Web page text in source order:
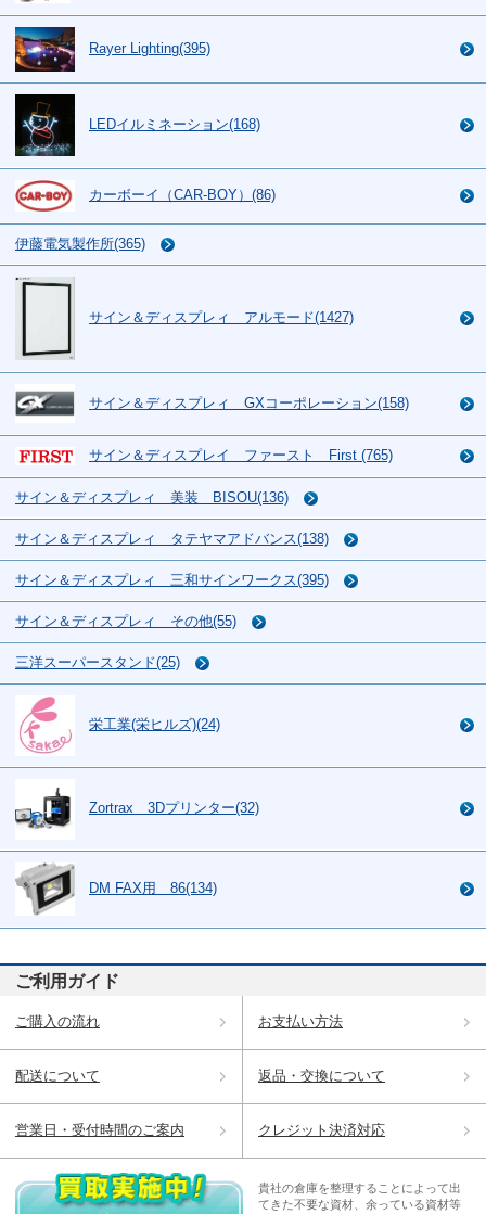
Rayer Lighting(395)
LEDイルミネーション(168)
カーボーイ（CAR-BOY）(86)
伊藤電気製作所(365)
サイン＆ディスプレィ アルモード(1427)
サイン＆ディスプレィ GXコーポレーション(158)
サイン＆ディスプレイ ファースト First (765)
サイン＆ディスプレィ 美装 BISOU(136)
サイン＆ディスプレィ タテヤマアドバンス(138)
サイン＆ディスプレィ 三和サインワークス(395)
サイン＆ディスプレィ その他(55)
三洋スーパースタンド(25)
栄工業(栄ヒルズ)(24)
Zortrax 3Dプリンター(32)
DM FAX用 86(134)
ご利用ガイド
ご購入の流れ お支払い方法
配送について 返品・交換について
営業日・受付時間のご案内 クレジット決済対応
貴社の倉庫を整理することによって出
てきた不要な資材、余っている資材等